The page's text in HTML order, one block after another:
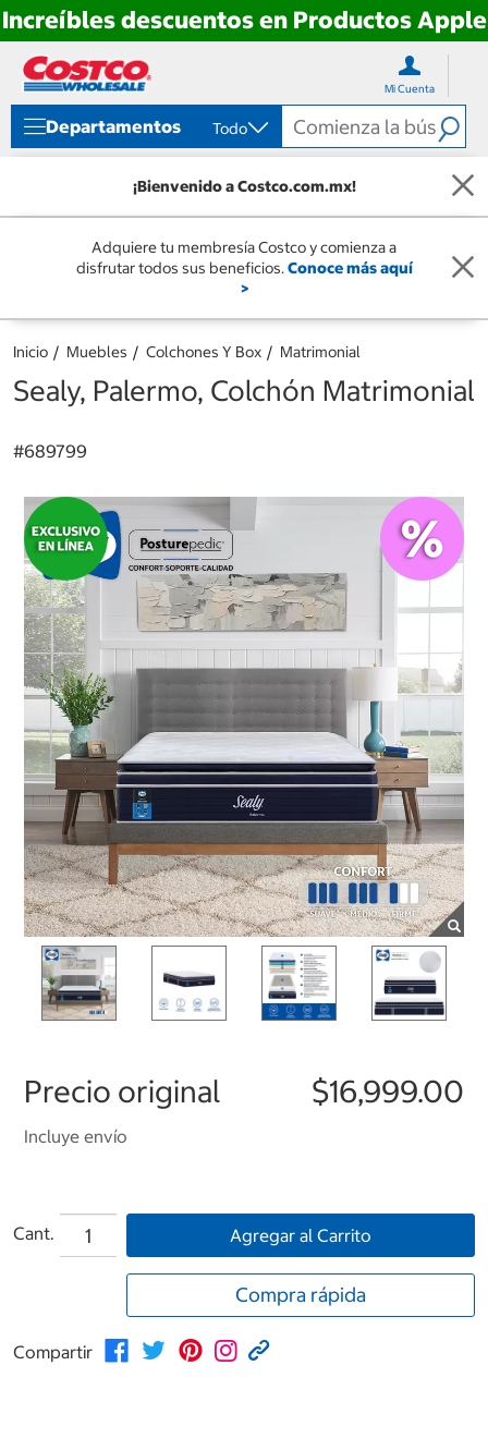
Increíbles descuentos en Productos Apple
directo
contenido
directo
menú
navegación
Mi Cuenta
Departamentos Todo
¡Bienvenido a Costco.com.mx!
Adquiere tu membresía Costco y comienza a
disfrutar todos sus beneficios.Conoce más aquí
>
Inicio Muebles Colchones Y Box Matrimonial
Sealy, Palermo, Colchón Matrimonial
#689799
Precio original $16,999.00
Incluye envío
Cant. Agregar al Carrito
Compra rápida
Compartir